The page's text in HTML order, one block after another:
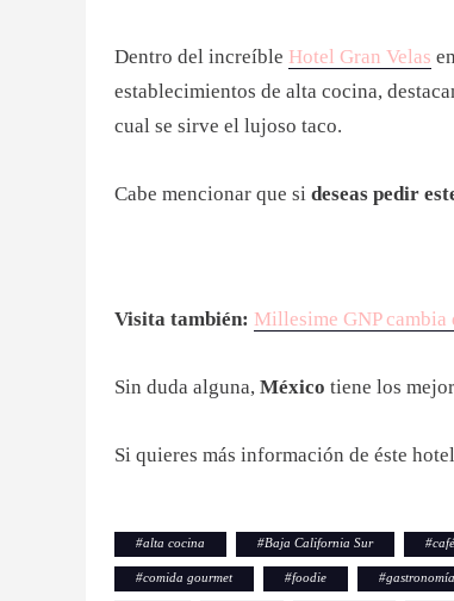
Dentro del increíble Hotel Gran Velas en
establecimientos de alta cocina,
cual se sirve el lujoso taco.
Cabe mencionar que si deseas pedir
Visita también: Millesime GNP cambia
Sin duda alguna, México tiene los
Si quieres más información de éste
#alta cocina #Baja California Sur #café
#comida gourmet #foodie #gastronomía